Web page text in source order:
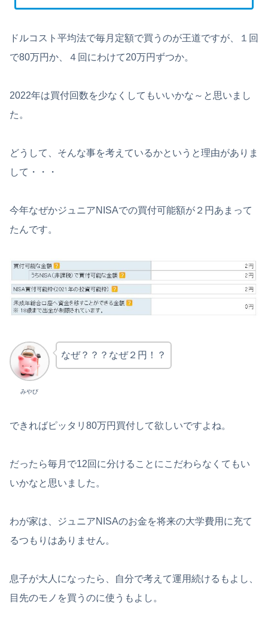
ドルコスト平均法で毎月定額で買うのが王道ですが、１回
で80万円か、４回にわけて20万円ずつか。
2022年は買付回数を少なくしてもいいかな～と思いまし
た。
どうして、そんな事を考えているかというと理由がありま
して・・・
今年なぜかジュニアNISAでの買付可能額が２円あまって
たんです。
みやび
なぜ？？？なぜ２円！？
できればピッタリ80万円買付して欲しいですよね。
だったら毎月で12回に分けることにこだわらなくてもい
いかなと思いました。
わが家は、ジュニアNISAのお金を将来の大学費用に充て
るつもりはありません。
息子が大人になったら、自分で考えて運用続けるもよし、
目先のモノを買うのに使うもよし。